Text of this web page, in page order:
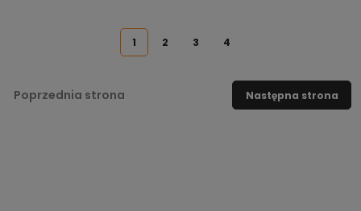
Poprzednia strona
1 2 3 4
Następna strona